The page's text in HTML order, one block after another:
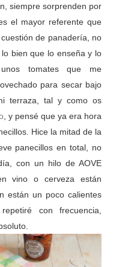
siempre sorprenden por
el mayor referente que
de panadería, no
bien que lo enseña y lo
tomates que me
para secar bajo
terraza, tal y como os
, y pensé que ya era hora
Hice la mitad de la
panecillos en total, no
con un hilo de AOVE
vino o cerveza están
están un poco calientes
con frecuencia,